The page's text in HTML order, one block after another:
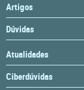
Artigos
Dúvidas
Atualidades
Ciberdúvidas